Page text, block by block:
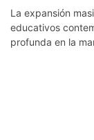
La expansión
educativos
profunda en la